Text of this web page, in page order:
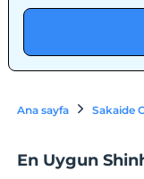
Ana sayfa Sakaide
En Uygun